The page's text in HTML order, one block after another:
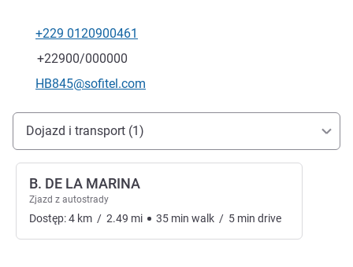
Telefon
+229 0120900461
Faks
+22900/000000
Kontaktowy adres e-mail
HB845@sofitel.com
Dojazd i transport
Dojazd i transport (1)
B. DE LA MARINA
Zjazd z autostrady
Dostęp:4 km / 2.49 mi 35 min walk / 5 min drive